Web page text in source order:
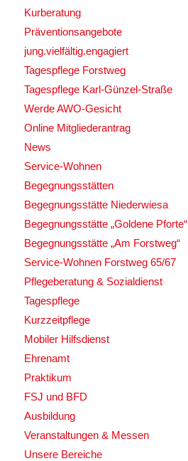
Kurberatung
Präventionsangebote
jung.vielfältig.engagiert
Tagespflege Forstweg
Tagespflege Karl-Günzel-Straße
Werde AWO-Gesicht
Online Mitgliederantrag
News
Service-Wohnen
Begegnungsstätten
Begegnungsstätte Niederwiesa
Begegnungsstätte „Goldene Pforte“
Begegnungsstätte „Am Forstweg“
Service-Wohnen Forstweg 65/67
Pflegeberatung & Sozialdienst
Tagespflege
Kurzzeitpflege
Mobiler Hilfsdienst
Ehrenamt
Praktikum
FSJ und BFD
Ausbildung
Veranstaltungen & Messen
Unsere Bereiche